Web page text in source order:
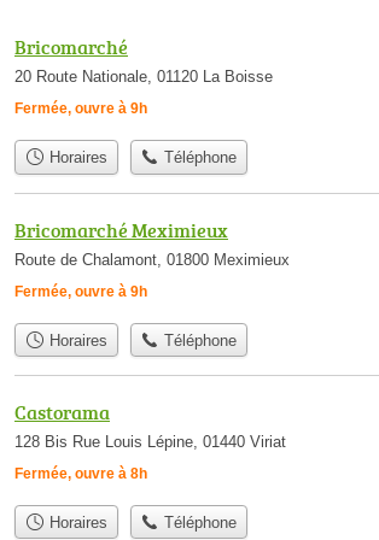
Bricomarché
20 Route Nationale, 01120 La Boisse
Fermée, ouvre à 9h
Horaires Téléphone
Bricomarché Meximieux
Route de Chalamont, 01800 Meximieux
Fermée, ouvre à 9h
Horaires Téléphone
Castorama
128 Bis Rue Louis Lépine, 01440 Viriat
Fermée, ouvre à 8h
Horaires Téléphone